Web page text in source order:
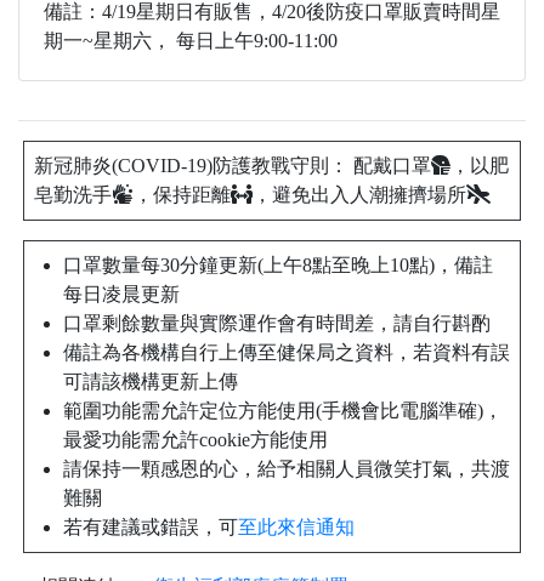
備註：4/19星期日有販售，4/20後防疫口罩販賣時間星
期一~星期六， 每日上午9:00-11:00
新冠肺炎(COVID-19)防護教戰守則： 配戴口罩
，以肥
皂勤洗手
，保持距離 ，避免出入人潮擁擠場所
口罩數量每30分鐘更新(上午8點至晚上10點)，備註
每日凌晨更新
口罩剩餘數量與實際運作會有時間差，請自行斟酌
備註為各機構自行上傳至健保局之資料，若資料有誤
可請該機構更新上傳
範圍功能需允許定位方能使用(手機會比電腦準確)，
最愛功能需允許cookie方能使用
請保持一顆感恩的心，給予相關人員微笑打氣，共渡
難關
若有建議或錯誤，可至此來信通知